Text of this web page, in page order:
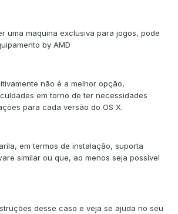
uma maquina exclusiva para jogos, pode
by AMD
não é a melhor opção,
em torno de ter necessidades
para cada versão do OS X.
em termos de instalação, suporta
similar ou que, ao menos seja possível
desse caso e veja se ajuda no seu